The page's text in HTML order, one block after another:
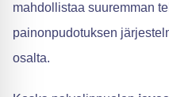
mahdollistaa suuremman
painonpudotuksen
osalta.